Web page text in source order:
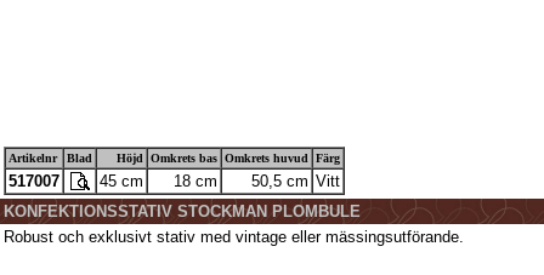
Artikelnr Blad Höjd Omkrets bas Omkrets huvud Färg
517007 45 cm 18 cm 50,5 cm Vitt
KONFEKTIONSSTATIV STOCKMAN PLOMBULE
Robust och exklusivt stativ med vintage eller mässingsutförande.